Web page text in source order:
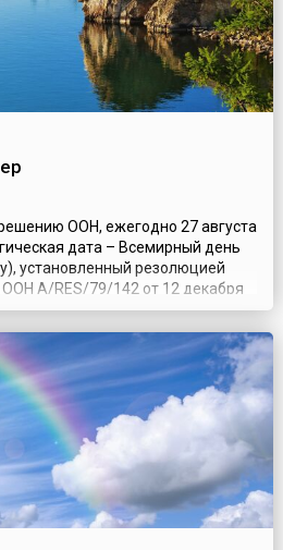
ООН, ежегодно 27 августа
дата – Всемирный день
установленный резолюцией
A/RES/79/142 от 12 декабря
таким удивительным водным
играют неоценимую роль
мнению учредителей Дня, эта